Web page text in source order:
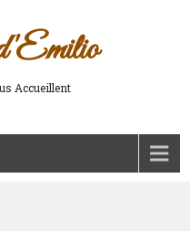
Accueillent